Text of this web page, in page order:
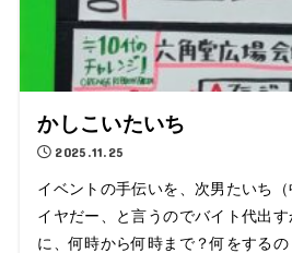
かしこいたいち
2025.11.25
イベントの手伝いを、次男たいち（
イヤだー、と言うのでバイト代出
に、何時から何時まで？何をする